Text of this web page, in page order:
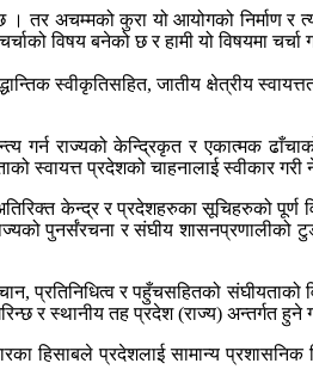
अचम्मको कुरा यो आयोगको निर्माण र
विषय बनेको छ र हामी यो विषयमा चर्चा
स्वीकृतिसहित, जातीय क्षेत्रीय
गर्न राज्यको केन्द्रिकृत र एकात्मक
स्वायत्त प्रदेशको चाहनालाई स्वीकार
केन्द्र र प्रदेशहरुका सूचिहरुको पूर्ण
पुनर्संरचना र संघीय
प्रतिनिधित्व र पहुँचसहितको
र स्थानीय तह प्रदेश (राज्य) अन्तर्गत हुने
हिसाबले प्रदेशलाई सामान्य